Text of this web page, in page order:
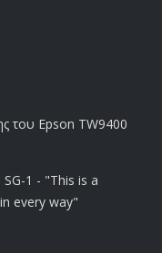
του Epson TW9400
1 - "This is a
every way"